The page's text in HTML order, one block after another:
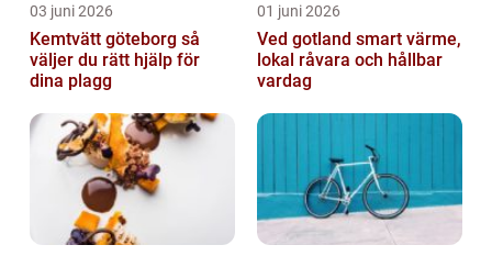
03 juni 2026
Kemtvätt göteborg så
väljer du rätt hjälp för
dina plagg
01 juni 2026
Ved gotland smart värme,
lokal råvara och hållbar
vardag